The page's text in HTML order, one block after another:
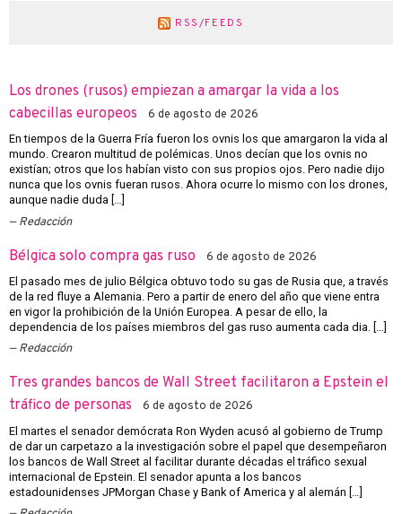
RSS/FEEDS
Los drones (rusos) empiezan a amargar la vida a los
cabecillas europeos
6 de agosto de 2026
En tiempos de la Guerra Fría fueron los ovnis los que amargaron la vida al
mundo. Crearon multitud de polémicas. Unos decían que los ovnis no
existían; otros que los habían visto con sus propios ojos. Pero nadie dijo
nunca que los ovnis fueran rusos. Ahora ocurre lo mismo con los drones,
aunque nadie duda […]
Redacción
Bélgica solo compra gas ruso 6 de agosto de 2026
El pasado mes de julio Bélgica obtuvo todo su gas de Rusia que, a través
de la red fluye a Alemania. Pero a partir de enero del año que viene entra
en vigor la prohibición de la Unión Europea. A pesar de ello, la
dependencia de los países miembros del gas ruso aumenta cada dia. […]
Redacción
Tres grandes bancos de Wall Street facilitaron a Epstein el
tráfico de personas
6 de agosto de 2026
El martes el senador demócrata Ron Wyden acusó al gobierno de Trump
de dar un carpetazo a la investigación sobre el papel que desempeñaron
los bancos de Wall Street al facilitar durante décadas el tráfico sexual
internacional de Epstein. El senador apunta a los bancos
estadounidenses JPMorgan Chase y Bank of America y al alemán […]